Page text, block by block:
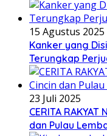
15 Agustus 2025
Kanker yang
Terungkap
23 Juli 2025
CERITA
dan Pulau